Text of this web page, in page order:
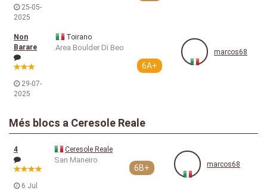
25-05-
2025
Non
Barare
29-07-
2025
Toirano
Area Boulder Di Beo
6A+
marcos68
Més blocs a Ceresole Reale
4
6 Jul
Ceresole Reale
San Maneiro
6B+ marcos68